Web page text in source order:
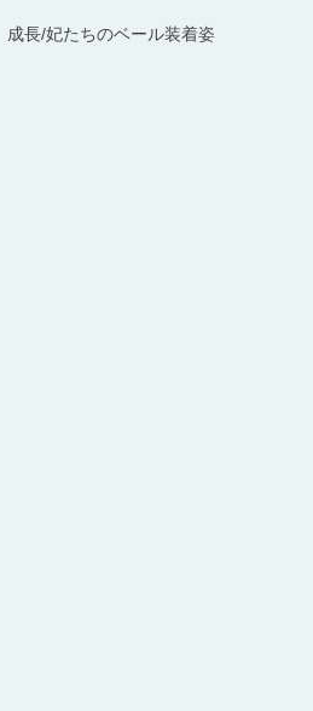
長/妃たちのベール装着姿